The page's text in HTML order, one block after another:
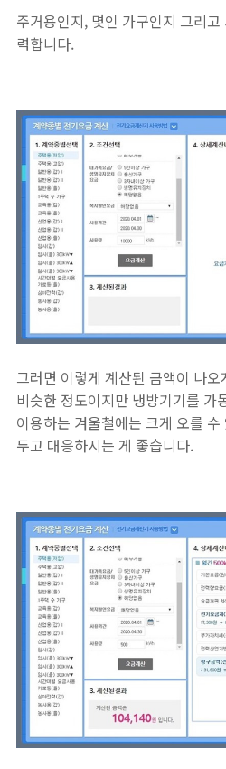
주거용인지, 몇인 가구인지 그리
력합니다.
그러면 이렇게 계산된 금액이 나
비슷한 정도이지만 냉방기기를 가
이용하는 겨울철에는 크게 오를
두고 대응하시는 게 좋습니다.